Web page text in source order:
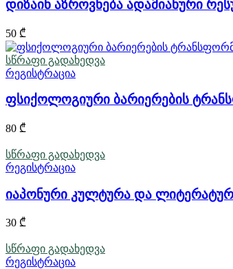
დიზაინ აზროვნება ადამიანური
50 ₾
სწრაფი გადახედვა
რეგისტრაცია
ფსიქოლოგიური ბარიერების
80 ₾
სწრაფი გადახედვა
რეგისტრაცია
იაპონური კულტურა და
30 ₾
სწრაფი გადახედვა
რეგისტრაცია